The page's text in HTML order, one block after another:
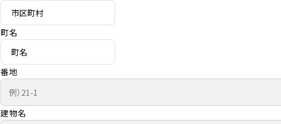
町名
番地
建物名